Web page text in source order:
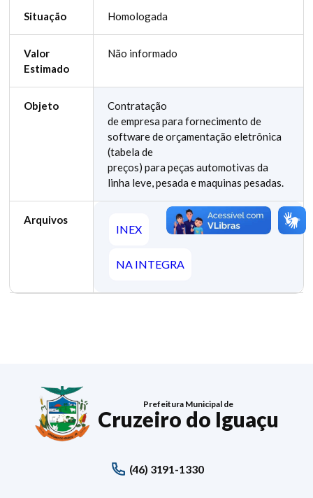
Situação Homologada
Valor
Estimado
Não informado
Objeto
Contratação
de empresa para fornecimento de
software de orçamentação eletrônica
(tabela de
preços) para peças automotivas da
linha leve, pesada e maquinas pesadas.
Arquivos
INEX
NA INTEGRA
Prefeitura Municipal de
Cruzeiro do Iguaçu
(46) 3191-1330